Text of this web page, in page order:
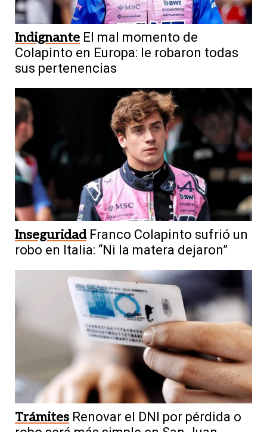
Indignante El mal momento de
Colapinto en Europa: le robaron todas
sus pertenencias
Inseguridad Franco Colapinto sufrió un
robo en Italia: “Ni la matera dejaron”
Trámites Renovar el DNI por pérdida o